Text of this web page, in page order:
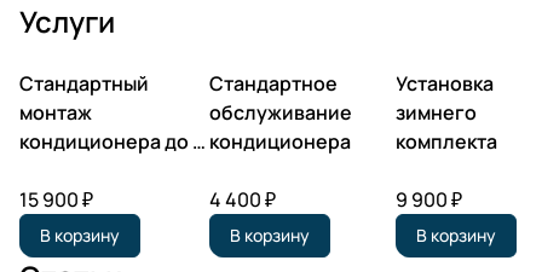
Услуги
Стандартный
монтаж
кондиционера до 3
15 900 ₽
В корзину
Стандартное
обслуживание
кондиционера
4 400 ₽
В корзину
Установка
зимнего
комплекта
9 900 ₽
В корзину